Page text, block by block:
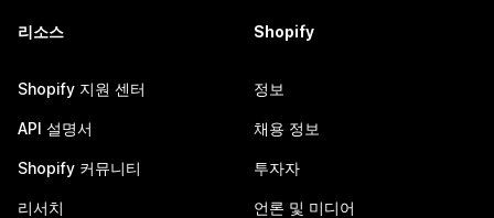
리소스
Shopify 지원 센터
API 설명서
Shopify 커뮤니티
리서치
Shopify
정보
채용 정보
투자자
언론 및 미디어